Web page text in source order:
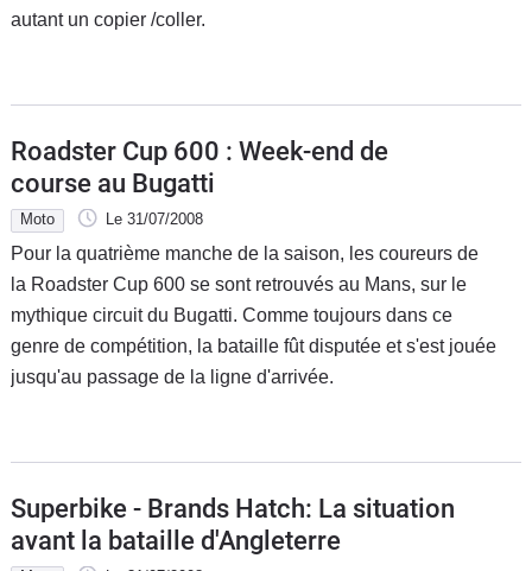
autant un copier /coller.
Roadster Cup 600 : Week-end de
course au Bugatti
Moto Le 31/07/2008
Pour la quatrième manche de la saison, les coureurs de
la Roadster Cup 600 se sont retrouvés au Mans, sur le
mythique circuit du Bugatti. Comme toujours dans ce
genre de compétition, la bataille fût disputée et s'est jouée
jusqu'au passage de la ligne d'arrivée.
Superbike - Brands Hatch: La situation
avant la bataille d'Angleterre